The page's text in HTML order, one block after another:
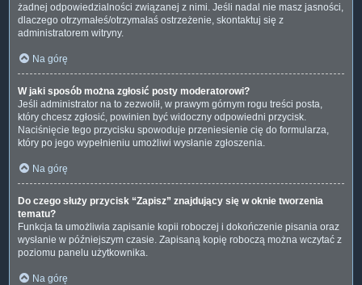
żadnej odpowiedzialności związanej z nimi. Jeśli nadal nie masz jasności,
dlaczego otrzymałeś/otrzymałaś ostrzeżenie, skontaktuj się z
administratorem witryny.
Na górę
W jaki sposób można zgłosić posty moderatorowi?
Jeśli administrator na to zezwolił, w prawym górnym rogu treści posta,
który chcesz zgłosić, powinien być widoczny odpowiedni przycisk.
Naciśnięcie tego przycisku spowoduje przeniesienie cię do formularza,
który po jego wypełnieniu umożliwi wysłanie zgłoszenia.
Na górę
Do czego służy przycisk “Zapisz” znajdujący się w oknie tworzenia
tematu?
Funkcja ta umożliwia zapisanie kopii roboczej i dokończenie pisania oraz
wysłanie w późniejszym czasie. Zapisaną kopię roboczą można wczytać z
poziomu panelu użytkownika.
Na górę